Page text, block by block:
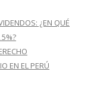
¿EN QUÉ
5%?
EN EL PERÚ